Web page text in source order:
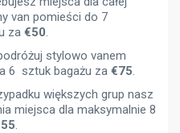
van pomieści do 7
za €50.
stylowo vanem
6 sztuk bagażu za €75.
większych grup nasz
miejsca dla maksymalnie 8
55.